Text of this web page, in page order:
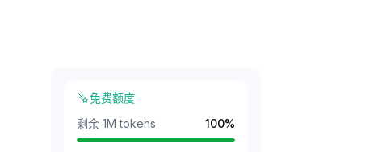
免费额度
剩余 1M tokens
100%